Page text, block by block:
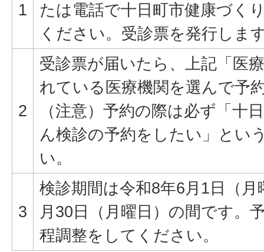
1
たは電話で十日町市健康づく
ください。受診票を発行しま
2
受診票が届いたら、上記「医
れている医療機関を選んで予
（注意）予約の際は必ず「十
ん検診の予約をしたい」とい
い。
3
検診期間は令和8年6月1日（
月30日（月曜日）の間です。
程調整をしてください。